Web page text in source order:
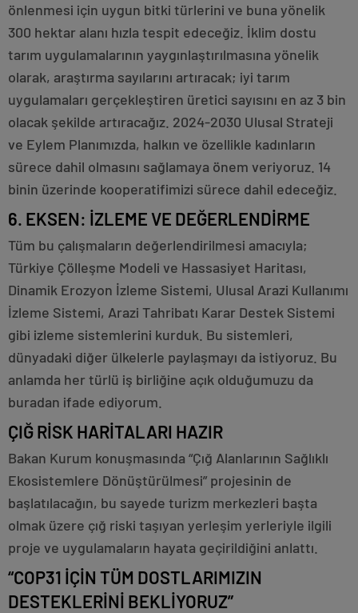
önlenmesi için uygun bitki türlerini ve buna yönelik
300 hektar alanı hızla tespit edeceğiz. İklim dostu
tarım uygulamalarının yaygınlaştırılmasına yönelik
olarak, araştırma sayılarını artıracak; iyi tarım
uygulamaları gerçekleştiren üretici sayısını en az 3 bin
olacak şekilde artıracağız. 2024-2030 Ulusal Strateji
ve Eylem Planımızda, halkın ve özellikle kadınların
sürece dahil olmasını sağlamaya önem veriyoruz. 14
binin üzerinde kooperatifimizi sürece dahil edeceğiz.
6. EKSEN: İZLEME VE DEĞERLENDİRME
Tüm bu çalışmaların değerlendirilmesi amacıyla;
Türkiye Çölleşme Modeli ve Hassasiyet Haritası,
Dinamik Erozyon İzleme Sistemi, Ulusal Arazi Kullanımı
İzleme Sistemi, Arazi Tahribatı Karar Destek Sistemi
gibi izleme sistemlerini kurduk. Bu sistemleri,
dünyadaki diğer ülkelerle paylaşmayı da istiyoruz. Bu
anlamda her türlü iş birliğine açık olduğumuzu da
buradan ifade ediyorum.
ÇIĞ RİSK HARİTALARI HAZIR
Bakan Kurum konuşmasında “Çığ Alanlarının Sağlıklı
Ekosistemlere Dönüştürülmesi” projesinin de
başlatılacağın, bu sayede turizm merkezleri başta
olmak üzere çığ riski taşıyan yerleşim yerleriyle ilgili
proje ve uygulamaların hayata geçirildiğini anlattı.
“COP31 İÇİN TÜM DOSTLARIMIZIN
DESTEKLERİNİ BEKLİYORUZ”